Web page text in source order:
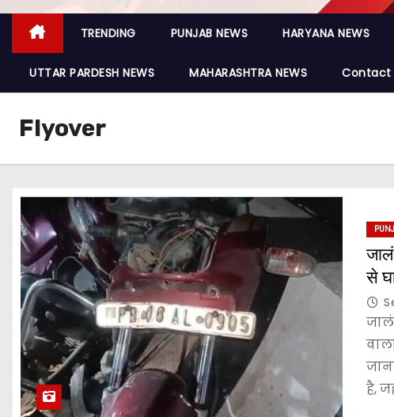
TRENDING PUNJAB NEWS HARYANA NEWS
UTTAR PARDESH NEWS MAHARASHTRA NEWS Contact
Flyover
से
है,